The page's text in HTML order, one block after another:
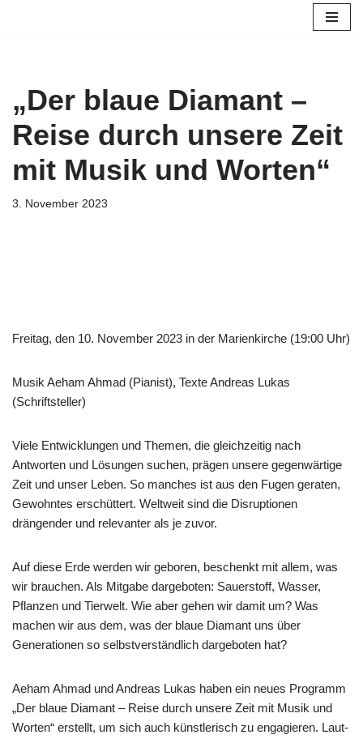
„Der blaue Diamant –
Reise durch unsere Zeit
mit Musik und Worten“
3. November 2023
Freitag, den 10. November 2023 in der Marienkirche (19:00 Uhr)
Musik Aeham Ahmad (Pianist), Texte Andreas Lukas
(Schriftsteller)
Viele Entwicklungen und Themen, die gleichzeitig nach
Antworten und Lösungen suchen, prägen unsere gegenwärtige
Zeit und unser Leben. So manches ist aus den Fugen geraten,
Gewohntes erschüttert. Weltweit sind die Disruptionen
drängender und relevanter als je zuvor.
Auf diese Erde werden wir geboren, beschenkt mit allem, was
wir brauchen. Als Mitgabe dargeboten: Sauerstoff, Wasser,
Pflanzen und Tierwelt. Wie aber gehen wir damit um? Was
machen wir aus dem, was der blaue Diamant uns über
Generationen so selbstverständlich dargeboten hat?
Aeham Ahmad und Andreas Lukas haben ein neues Programm
„Der blaue Diamant – Reise durch unsere Zeit mit Musik und
Worten“ erstellt, um sich auch künstlerisch zu engagieren. Laut-